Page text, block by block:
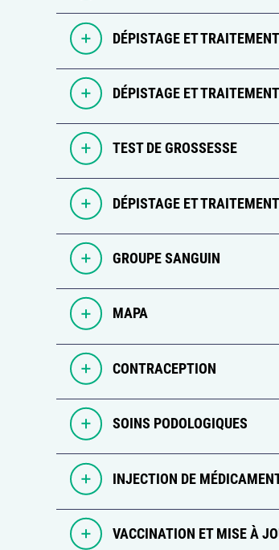
DÉPISTAGE ET
DÉPISTAGE ET
TEST DE GROSSESSE
DÉPISTAGE ET
GROUPE SANGUIN
MAPA
CONTRACEPTION
SOINS PODOLOGIQUES
INJECTION DE
VACCINATION ET MISE À